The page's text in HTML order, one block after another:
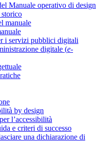
Manuale operativo di design
storico
manuale
i servizi pubblici digitali
digitale (e-
by design
l’accessibilità
e criteri di successo
una dichiarazione di